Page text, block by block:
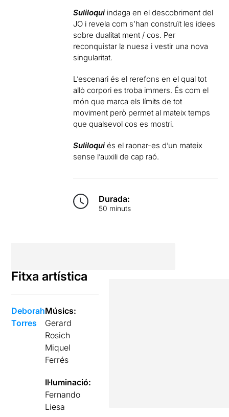
Suliloqui indaga en el descobriment del
JO i revela com s’han construït les idees
sobre dualitat ment / cos. Per
reconquistar la nuesa i vestir una nova
singularitat.
L’escenari és el rerefons en el qual tot
allò corpori es troba immers. És com el
món que marca els límits de tot
moviment però permet al mateix temps
que qualsevol cos es mostri.
Suliloquiés el raonar-es d’un mateix
sense l’auxili de cap raó.
Durada:
50 minuts
Fitxa artística
Deborah
Torres
Músics:
Gerard
Rosich
Miquel
Ferrés
Il·luminació:
Fernando
Liesa